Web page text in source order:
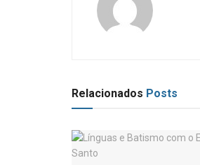
Relacionados Posts